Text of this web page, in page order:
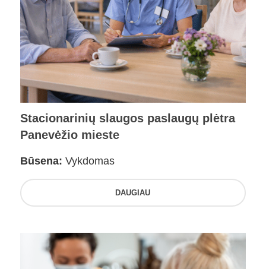
Stacionarinių slaugos paslaugų plėtra
Panevėžio mieste
Būsena: Vykdomas
DAUGIAU